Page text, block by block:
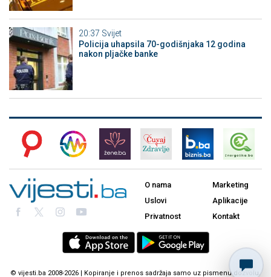
20:37 Svijet
Policija uhapsila 70-godišnjaka 12 godina
nakon pljačke banke
O nama
Uslovi
Privatnost
Marketing
Aplikacije
Kontakt
© vijesti.ba 2008-2026 | Kopiranje i prenos sadržaja samo uz pismenu dozvolu.